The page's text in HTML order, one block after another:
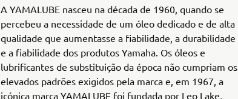
A YAMALUBE nasceu na década de 1960, quando se
percebeu a necessidade de um óleo dedicado e de alta
qualidade que aumentasse a fiabilidade, a durabilidade
e a fiabilidade dos produtos Yamaha. Os óleos e
lubrificantes de substituição da época não cumpriam os
elevados padrões exigidos pela marca e, em 1967, a
icónica marca YAMALUBE foi fundada por Leo Lake,